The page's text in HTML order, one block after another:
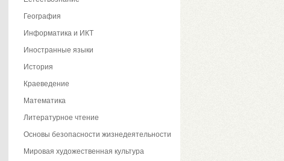
География
Информатика и ИКТ
Иностранные языки
История
Краеведение
Математика
Литературное чтение
Основы безопасности жизнедеятельности
Мировая художественная культура